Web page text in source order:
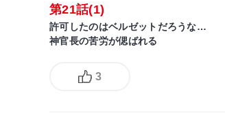
第21話(1)
許可したのはベルゼットだろうな…
神官長の苦労が偲ばれる
3